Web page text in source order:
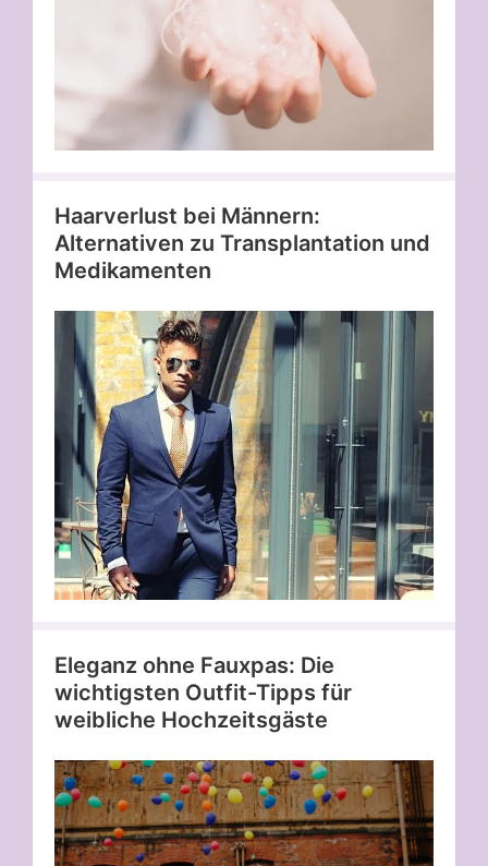
Haarverlust bei Männern:
Alternativen zu Transplantation und
Medikamenten
Eleganz ohne Fauxpas: Die
wichtigsten Outfit-Tipps für
weibliche Hochzeitsgäste